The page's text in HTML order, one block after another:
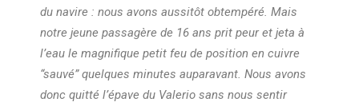
du navire : nous avons aussitôt obtempéré. Mais
notre jeune passagère de 16 ans prit peur et jeta à
l’eau le magnifique petit feu de position en cuivre
“sauvé” quelques minutes auparavant. Nous avons
donc quitté l’épave du Valerio sans nous sentir